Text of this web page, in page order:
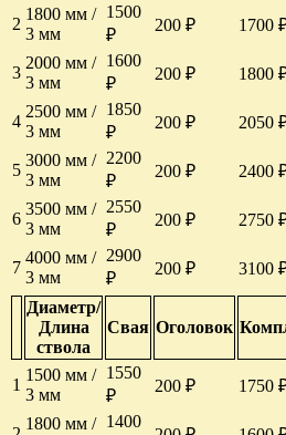
2
1800 мм /
3 мм
1500
₽
200 ₽ 1700
3
2000 мм /
3 мм
1600
₽
200 ₽ 1800
4
2500 мм /
3 мм
1850
₽
200 ₽ 2050
5
3000 мм /
3 мм
2200
₽
200 ₽ 2400
6
3500 мм /
3 мм
2550
₽
200 ₽ 2750
7
4000 мм /
3 мм
2900
₽
200 ₽ 3100
Диаметр/
Длина
ствола
Свая Оголовок
1
1500 мм /
3 мм
1550
₽
200 ₽ 1750
1800 мм / 1400